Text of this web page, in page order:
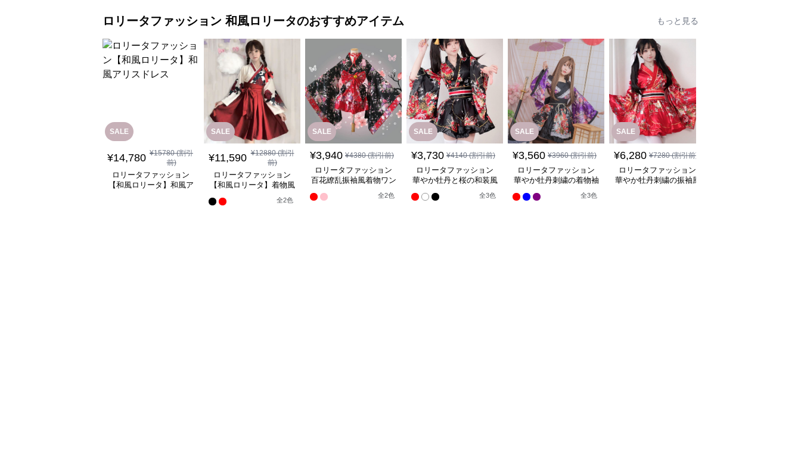
ロリータファッション 和風ロリータのおすすめアイテム もっと見る
SALE
¥14,780 ¥15780(割引
前)
ロリータファッション
【和風ロリータ】和風ア
SALE
¥11,590 ¥12880(割引
前)
ロリータファッション
【和風ロリータ】着物風
ミニスカートワンピース
全2色
SALE
¥3,940 ¥4380(割引前)
ロリータファッション
百花繚乱振袖風着物ワン
全2色
SALE
¥3,730 ¥4140(割引前)
ロリータファッション
華やか牡丹と桜の和装風
着物ワンピース
全3色
SALE
¥3,560 ¥3960(割引前)
ロリータファッション
華やか牡丹刺繍の着物袖
姫様ワンピース
全3色
SALE
¥6,280 ¥7280(割引前)
ロリータファッション
華やか牡丹刺繍の振袖風